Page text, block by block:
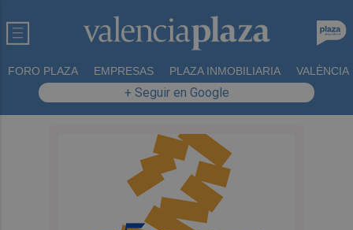
FORO PLAZA EMPRESAS PLAZA INMOBILIARIA VALÈNCIA
+ Seguir en Google